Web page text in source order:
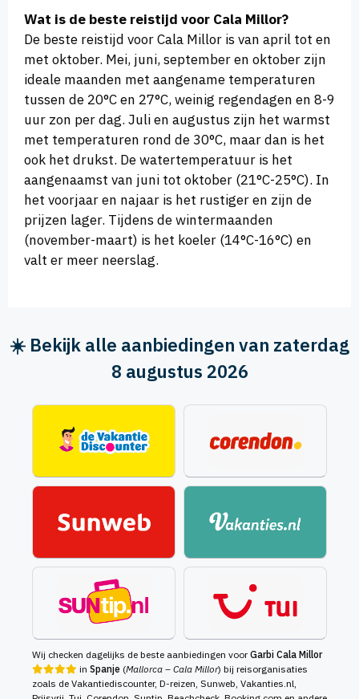
Wat is de beste reistijd voor Cala Millor?
De beste reistijd voor Cala Millor is van april tot en
met oktober. Mei, juni, september en oktober zijn
ideale maanden met aangename temperaturen
tussen de 20°C en 27°C, weinig regendagen en 8-9
uur zon per dag. Juli en augustus zijn het warmst
met temperaturen rond de 30°C, maar dan is het
ook het drukst. De watertemperatuur is het
aangenaamst van juni tot oktober (21°C-25°C). In
het voorjaar en najaar is het rustiger en zijn de
prijzen lager. Tijdens de wintermaanden
(november-maart) is het koeler (14°C-16°C) en
valt er meer neerslag.
☀️ Bekijk alle aanbiedingen van zaterdag
8 augustus 2026
Wij checken dagelijks de beste aanbiedingen voorGarbi Cala Millor
in Spanje (Mallorca – Cala Millor) bij reisorganisaties
zoals de Vakantiediscounter, D-reizen, Sunweb, Vakanties.nl,